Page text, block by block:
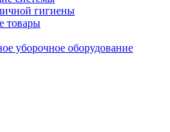
гигиены
товары
уборочное оборудование